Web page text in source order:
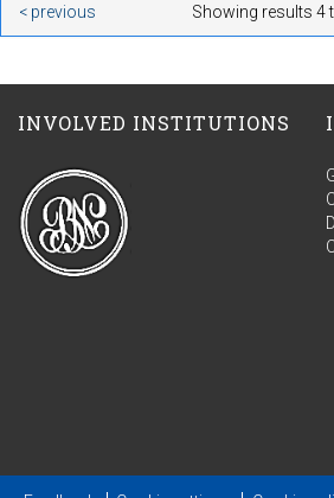
Showing results 4
< previous
INVOLVED INSTITUTIONS